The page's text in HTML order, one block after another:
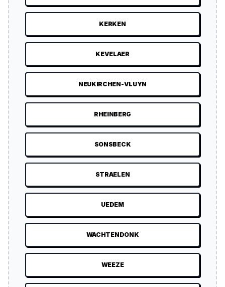
KERKEN
KEVELAER
NEUKIRCHEN-VLUYN
RHEINBERG
SONSBECK
STRAELEN
UEDEM
WACHTENDONK
WEEZE